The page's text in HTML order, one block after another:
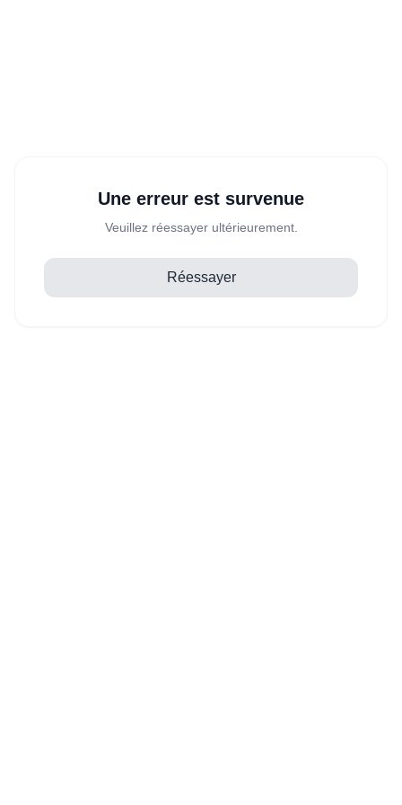
Une erreur est survenue
Veuillez réessayer ultérieurement.
Réessayer